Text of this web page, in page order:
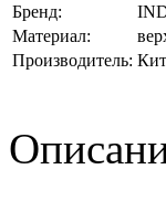
Бренд:
Материал:
Производитель: